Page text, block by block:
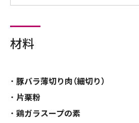
材料
豚バラ薄切り肉（細切り）
片栗粉
鶏ガラスープの素